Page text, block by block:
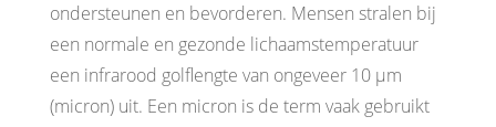
ondersteunen en bevorderen. Mensen stralen bij
een normale en gezonde lichaamstemperatuur
een infrarood golflengte van ongeveer 10 μm
(micron) uit. Een micron is de term vaak gebruikt